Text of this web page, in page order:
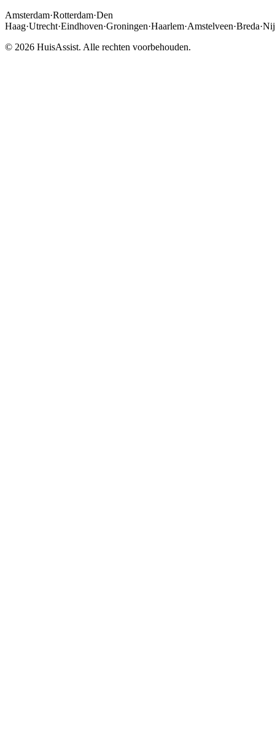
Amsterdam·Rotterdam·Den
Haag·Utrecht·Eindhoven·Groningen·Haarlem·Amstelveen·Breda·
© 2026 HuisAssist. Alle rechten voorbehouden.